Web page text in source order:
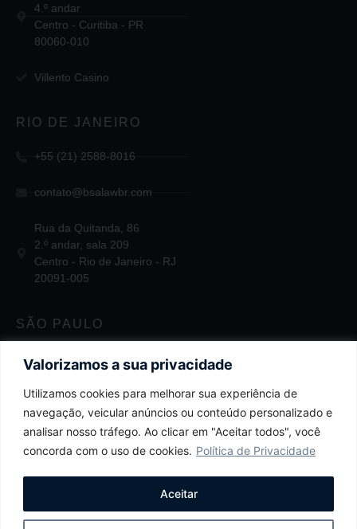
Valorizamos a sua privacidade
Utilizamos cookies para melhorar sua experiência de
navegação, veicular anúncios ou conteúdo personalizado e
analisar nosso tráfego. Ao clicar em "Aceitar todos", você
concorda com o uso de cookies. Política de Privacidade
Aceitar
4.º andar
Centro - Curitiba - PR
80060-010
Villento Casino
RIO DE JANEIRO
+55 (21) 2588-8016
contato@bsalawbr.com
Rua da Quitanda, 86
2.º andar, sala 209
Centro - Rio de Janeiro - RJ
20091-005
SÃO PAULO
+55 11 2124-3747
contato@bsalawbr.com
Av. Juscelino Kubitschek, 1455
4.º andar
04543-011